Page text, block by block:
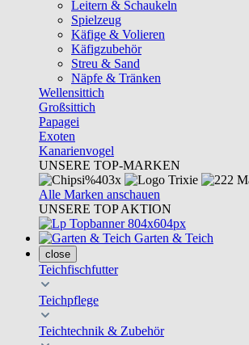
Leitern & Schaukeln
Spielzeug
Käfige & Volieren
Käfigzubehör
Streu & Sand
Näpfe & Tränken
Wellensittich
Großsittich
Papagei
Exoten
Kanarienvogel
UNSERE TOP-MARKEN
Alle Marken anschauen
UNSERE TOP AKTION
Garten & Teich
close
Teichfischfutter
Teichpflege
Teichtechnik & Zubehör